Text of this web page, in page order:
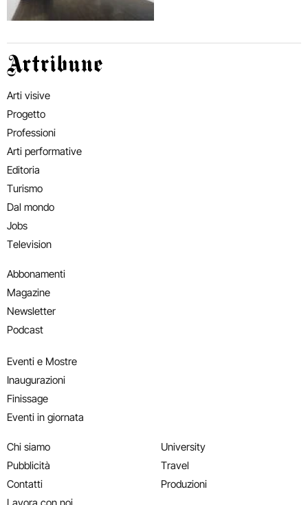
Artribune
Arti visive
Progetto
Professioni
Arti performative
Editoria
Turismo
Dal mondo
Jobs
Television
Abbonamenti
Magazine
Newsletter
Podcast
Eventi e Mostre
Inaugurazioni
Finissage
Eventi in giornata
Chi siamo
Pubblicità
Contatti
University
Travel
Produzioni